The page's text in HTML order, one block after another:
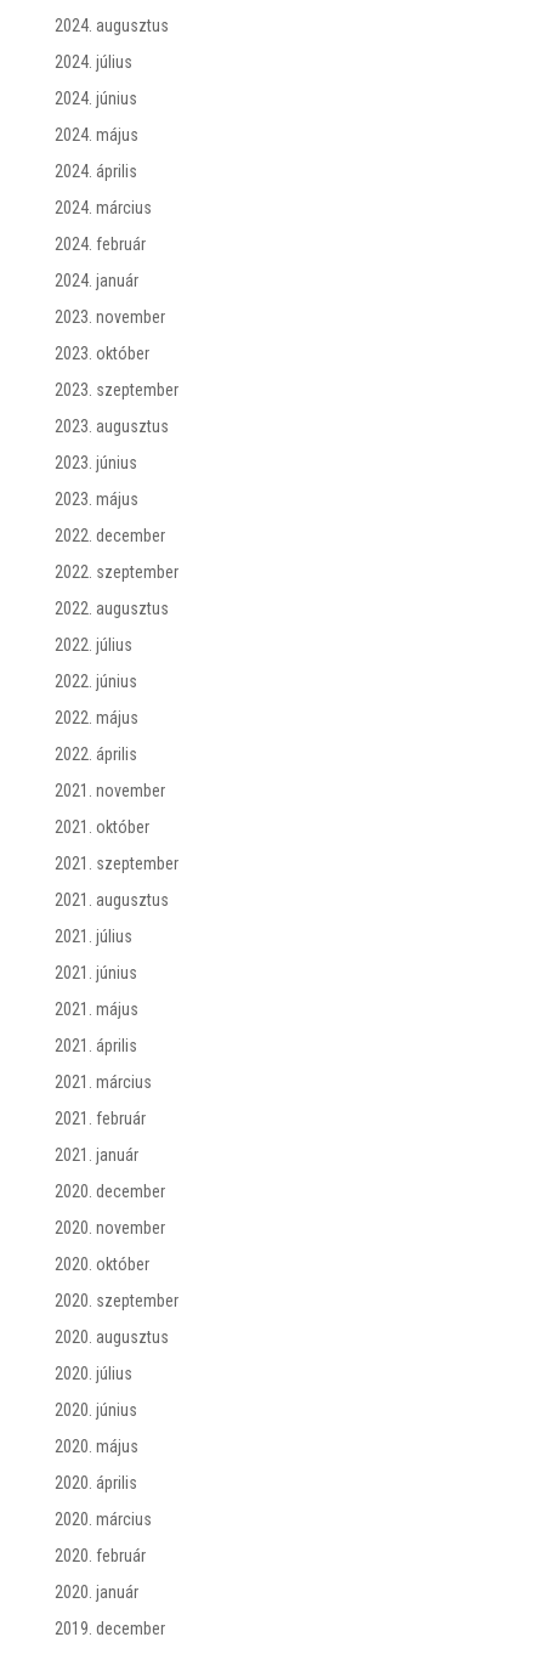
2024. augusztus
2024. július
2024. június
2024. május
2024. április
2024. március
2024. február
2024. január
2023. november
2023. október
2023. szeptember
2023. augusztus
2023. június
2023. május
2022. december
2022. szeptember
2022. augusztus
2022. július
2022. június
2022. május
2022. április
2021. november
2021. október
2021. szeptember
2021. augusztus
2021. július
2021. június
2021. május
2021. április
2021. március
2021. február
2021. január
2020. december
2020. november
2020. október
2020. szeptember
2020. augusztus
2020. július
2020. június
2020. május
2020. április
2020. március
2020. február
2020. január
2019. december